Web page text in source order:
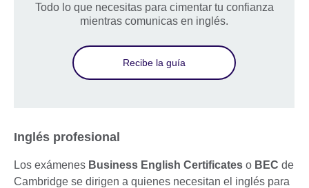
Todo lo que necesitas para cimentar tu confianza
mientras comunicas en inglés.
Recibe la guía
Inglés profesional
Los exámenes Business English Certificates o BEC de
Cambridge se dirigen a quienes necesitan el inglés para